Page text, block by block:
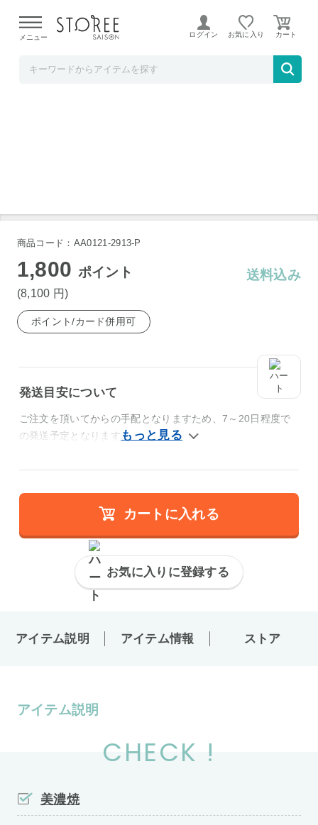
よる配送遅延が発生しております。
メニュー ログイン お気に入り
美濃焼 ソイル プレート 大 3色 セット
商品コード：AA0121-2913-P
1,800 ポイント
(8,100 円)
送料込み
ポイント/カード併用可
発送目安について
ご注文を頂いてからの手配となりますため、7～20日程度で
の発送予定となります。
カートに入れる
お気に入りに登録する
アイテム説明 アイテム情報 ストア
アイテム説明
CHECK !
美濃焼